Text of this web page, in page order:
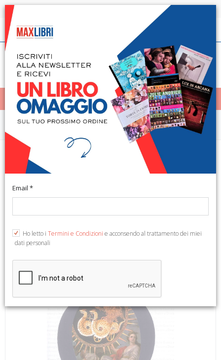
Spedizione in 24h per tutti i libri disponibili
Italiano
< Home
MENÙ
Teatro e drammaturgia in Grecia
e a Roma. Vol. 3
13x18.
Email *
Ho letto i Termini e Condizioni e acconsendo al trattamento dei miei
dati personali